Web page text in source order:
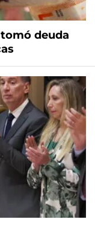
deuda